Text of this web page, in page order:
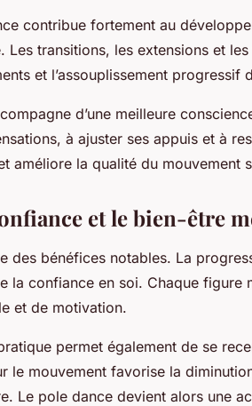
contribue fortement au
transitions, les extensions et
et l’assouplissement progressif
d’une meilleure
à ajuster ses appuis et à
améliore la qualité du mouvement
et le bien-être
des bénéfices notables. La
la confiance en soi. Chaque figure
et de motivation.
permet également de se
le mouvement favorise la
Le pole dance devient alors une